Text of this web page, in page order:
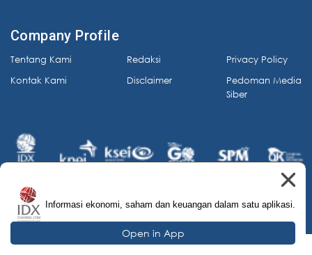
Company Profile
Tentang Kami
Kontak Kami
Redaksi
Disclaimer
Privacy Policy
Pedoman Media
Siber
© 2026 IDX Channel. All Rights Reserved.
Informasi ekonomi, saham dan keuangan dalam satu aplikasi.
Open in App